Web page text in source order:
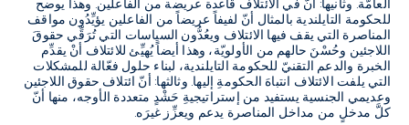
العامّة. وثانيها: أنّ في الائتلاف قاعدة عريضة من الفاعلين. وهذا يوضح
للحكومة التايلندية بالمثال أنّ لفيفاً عريضاً من الفاعلين يؤيِّدُون مواقف
المناصرة التي يقف فيها الائتلاف ويعُدُّون السياسات التي تُرَقِّي حقوقَ
اللاجئين وحُسْنَ حالهم من الأولويّة، وهذا أيضاً يُهيِّئ للائتلاف أنْ يقدِّم
الخبرة والدعم التقنيّ للحكومة التايلندية، لبناء حلول فعّالة للمشكلات
التي يلفت الائتلاف انتباهَ الحكومةِ إليها. وثالثها: أنّ ائتلاف حقوق اللاجئين
وعديمي الجنسية يستفيد من إستراتيجيةِ حَشْدٍ متعددة الأوجه، منها أنّ
كلَّ مدخلٍ من مداخل المناصرة يدعم ويعزِّز غيرَه.